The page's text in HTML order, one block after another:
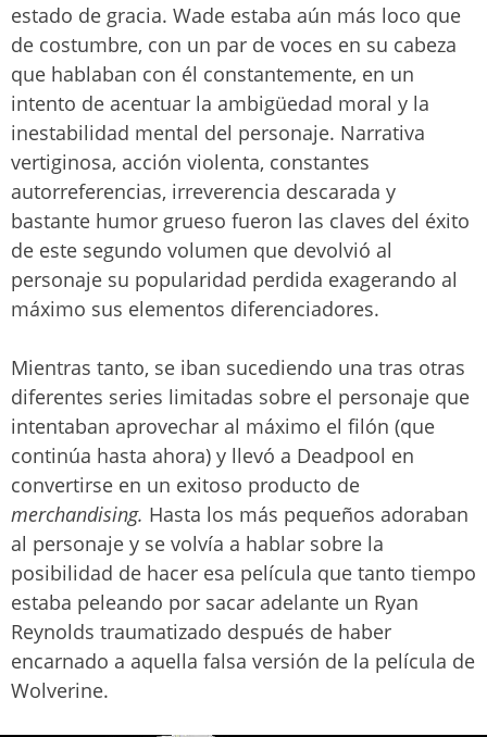
estado de gracia. Wade estaba aún más loco que
de costumbre, con un par de voces en su cabeza
que hablaban con él constantemente, en un
intento de acentuar la ambigüedad moral y la
inestabilidad mental del personaje. Narrativa
vertiginosa, acción violenta, constantes
autorreferencias, irreverencia descarada y
bastante humor grueso fueron las claves del éxito
de este segundo volumen que devolvió al
personaje su popularidad perdida exagerando al
máximo sus elementos diferenciadores.
Mientras tanto, se iban sucediendo una tras otras
diferentes series limitadas sobre el personaje que
intentaban aprovechar al máximo el filón (que
continúa hasta ahora) y llevó a Deadpool en
convertirse en un exitoso producto de
merchandising. Hasta los más pequeños adoraban
al personaje y se volvía a hablar sobre la
posibilidad de hacer esa película que tanto tiempo
estaba peleando por sacar adelante un Ryan
Reynolds traumatizado después de haber
encarnado a aquella falsa versión de la película de
Wolverine.